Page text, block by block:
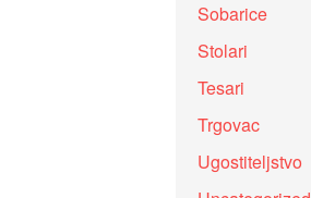
Sobarice
Stolari
Tesari
Trgovac
Ugostiteljstvo